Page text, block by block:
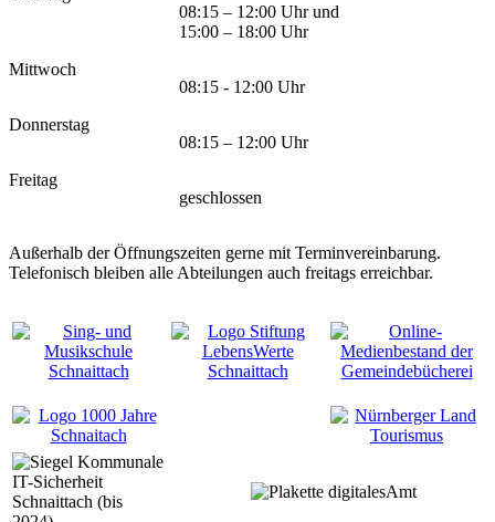
08:15 – 12:00 Uhr und
15:00 – 18:00 Uhr
Mittwoch
08:15 - 12:00 Uhr
Donnerstag
08:15 – 12:00 Uhr
Freitag
geschlossen
Außerhalb der Öffnungszeiten gerne mit Terminvereinbarung.
Telefonisch bleiben alle Abteilungen auch freitags erreichbar.